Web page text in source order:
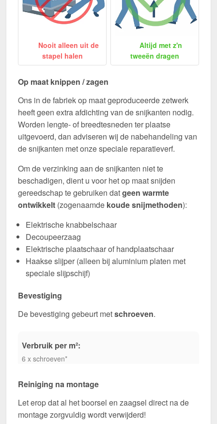
Nooit alleen uit de
stapel halen
Altijd met z'n
tweeën dragen
Op maat knippen / zagen
Ons in de fabriek op maat geproduceerde zetwerk
heeft geen extra afdichting van de snijkanten nodig.
Worden lengte- of breedtesneden ter plaatse
uitgevoerd, dan adviseren wij de nabehandeling van
de snijkanten met onze speciale reparatieverf.
Om de verzinking aan de snijkanten niet te
beschadigen, dient u voor het op maat snijden
gereedschap te gebruiken datgeen warmte
ontwikkelt (zogenaamde koude snijmethoden):
Elektrische knabbelschaar
Decoupeerzaag
Elektrische plaatschaar of handplaatschaar
Haakse slijper (alleen bij aluminium platen met
speciale slijpschijf)
Bevestiging
De bevestiging gebeurt metschroeven.
Verbruik per m²:
6 x schroeven*
Reiniging na montage
Let erop dat al het boorsel en zaagsel direct na de
montage zorgvuldig wordt verwijderd!